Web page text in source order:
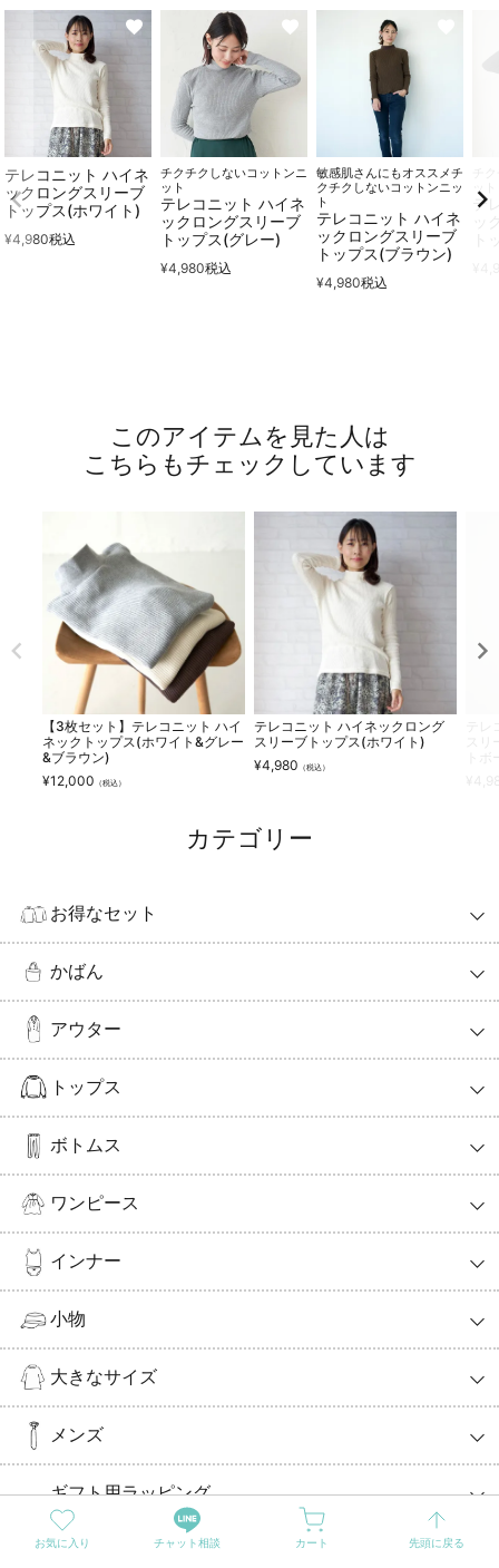
テレコニット ハイネ
ックロングスリーブ
トップス(ホワイト)
¥4,980税込
チクチクしないコットンニ
ット
テレコニット ハイネ
ックロングスリーブ
トップス(グレー)
¥4,980税込
敏感肌さんにもオススメチ
クチクしないコットンニッ
ト
テレコニット ハイネ
ックロングスリーブ
トップス(ブラウン)
¥4,980税込
ット
テ
このアイテムを見た人は
こちらもチェックしています
【3枚セット】テレコニット ハイ
ネックトップス(ホワイト&グレー
&ブラウン)
¥12,000 （税込）
テレコニット ハイネックロング
スリーブトップス(ホワイト)
¥4,980 （税込）
カテゴリー
お得なセット
かばん
アウター
トップス
ボトムス
ワンピース
インナー
小物
大きなサイズ
メンズ
ギフト用ラッピング
お気に入り チャット相談 カート 先頭に戻る